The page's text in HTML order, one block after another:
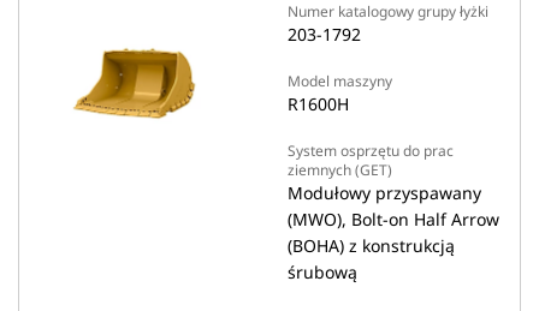
Numer katalogowy grupy łyżki
203-1792
Model maszyny
R1600H
System osprzętu do prac
ziemnych (GET)
Modułowy przyspawany
(MWO), Bolt-on Half Arrow
(BOHA) z konstrukcją
śrubową